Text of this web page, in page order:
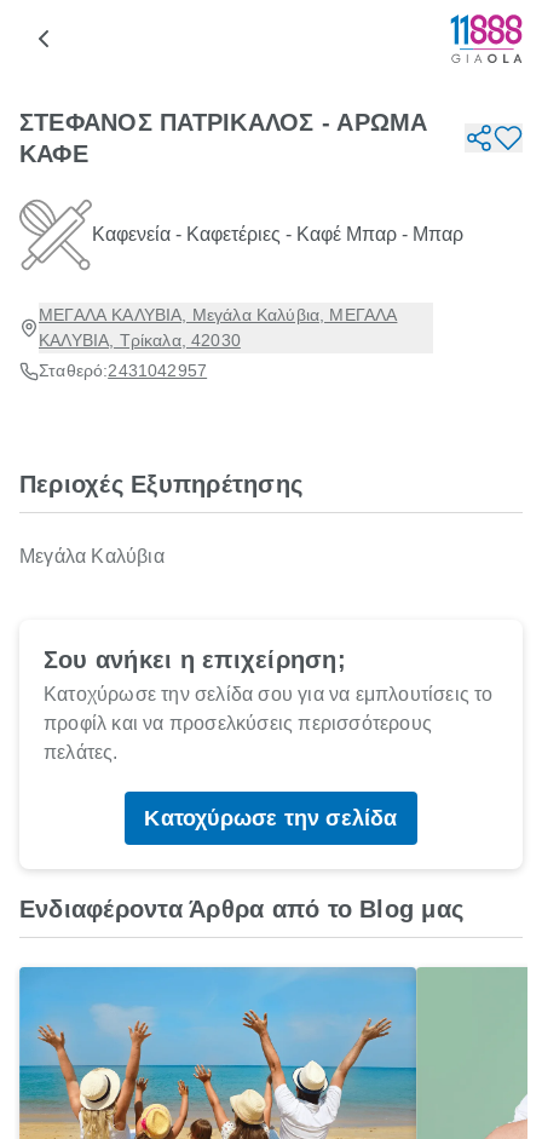
ΣΤΕΦΑΝΟΣ ΠΑΤΡΙΚΑΛΟΣ - ΑΡΩΜΑ
ΚΑΦΕ
Καφενεία - Καφετέριες - Καφέ Μπαρ - Μπαρ
ΜΕΓΑΛΑ ΚΑΛΥΒΙΑ, Μεγάλα Καλύβια, ΜΕΓΑΛΑ
ΚΑΛΥΒΙΑ, Τρίκαλα, 42030
Σταθερό:2431042957
Περιοχές Εξυπηρέτησης
Μεγάλα Καλύβια
Σου ανήκει η επιχείρηση;
Κατοχύρωσε την σελίδα σου για να εμπλουτίσεις το
προφίλ και να προσελκύσεις περισσότερους
πελάτες.
Κατοχύρωσε την σελίδα
Ενδιαφέροντα Άρθρα από το Blog μας